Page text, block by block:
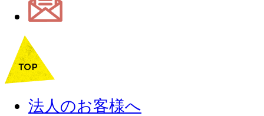
法人のお客様へ